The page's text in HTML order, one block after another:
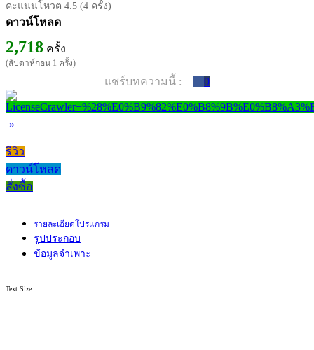
คะแนนโหวต 4.5 (4 ครั้ง)
ดาวน์โหลด
2,718 ครั้ง
(สัปดาห์ก่อน 1 ครั้ง)
แชร์บทความนี้ : 0
»
รีวิว
ดาวน์โหลด
สั่งซื้อ
รายละเอียดโปรแกรม
รูปประกอบ
ข้อมูลจำเพาะ
Text Size